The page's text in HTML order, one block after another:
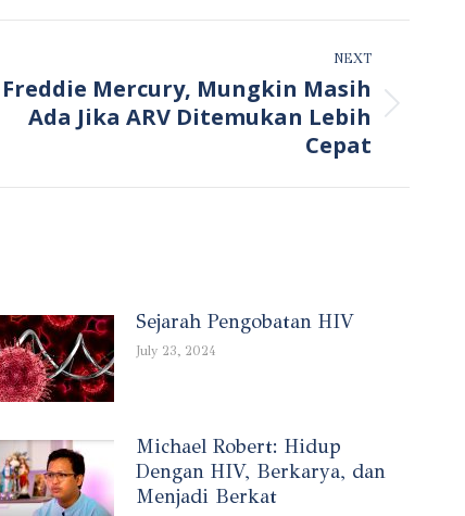
NEXT
Next
Freddie Mercury, Mungkin Masih
Ada Jika ARV Ditemukan Lebih
Cepat
Sejarah Pengobatan HIV
July 23, 2024
Michael Robert: Hidup
Dengan HIV, Berkarya, dan
Menjadi Berkat